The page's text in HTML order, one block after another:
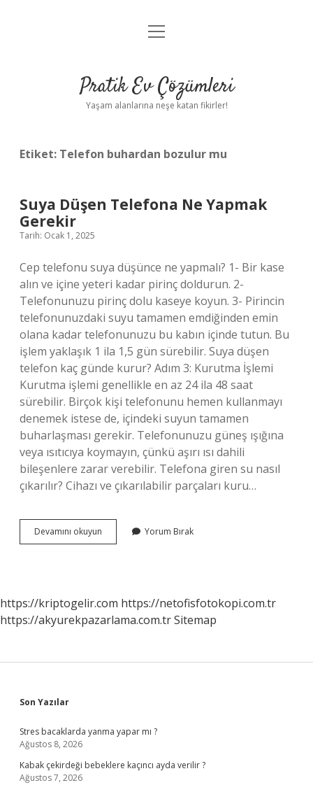
Anasayfa
Yasal Uyarı
menüyü
Pratik Ev Çözümleri
Yaşam alanlarına neşe katan fikirler!
Etiket: Telefon buhardan bozulur mu
Suya Düşen Telefona Ne Yapmak
Gerekir
Tarih: Ocak 1, 2025
Cep telefonu suya düşünce ne yapmalı? 1- Bir kase
alın ve içine yeteri kadar pirinç doldurun. 2-
Telefonunuzu pirinç dolu kaseye koyun. 3- Pirincin
telefonunuzdaki suyu tamamen emdiğinden emin
olana kadar telefonunuzu bu kabın içinde tutun. Bu
işlem yaklaşık 1 ila 1,5 gün sürebilir. Suya düşen
telefon kaç günde kurur? Adım 3: Kurutma İşlemi
Kurutma işlemi genellikle en az 24 ila 48 saat
sürebilir. Birçok kişi telefonunu hemen kullanmayı
denemek istese de, içindeki suyun tamamen
buharlaşması gerekir. Telefonunuzu güneş ışığına
veya ısıtıcıya koymayın, çünkü aşırı ısı dahili
bileşenlere zarar verebilir. Telefona giren su nasıl
çıkarılır? Cihazı ve çıkarılabilir parçaları kuru…
Devamını okuyun
Düşen
Yorum Bırak
https://kriptogelir.com https://netofisfotokopi.com.tr
https://akyurekpazarlama.com.trSitemap
Sidebar
Son Yazılar
Stres bacaklarda yanma yapar mı ?
Ağustos 8, 2026
Kabak çekirdeği bebeklere kaçıncı ayda verilir ?
Ağustos 7, 2026